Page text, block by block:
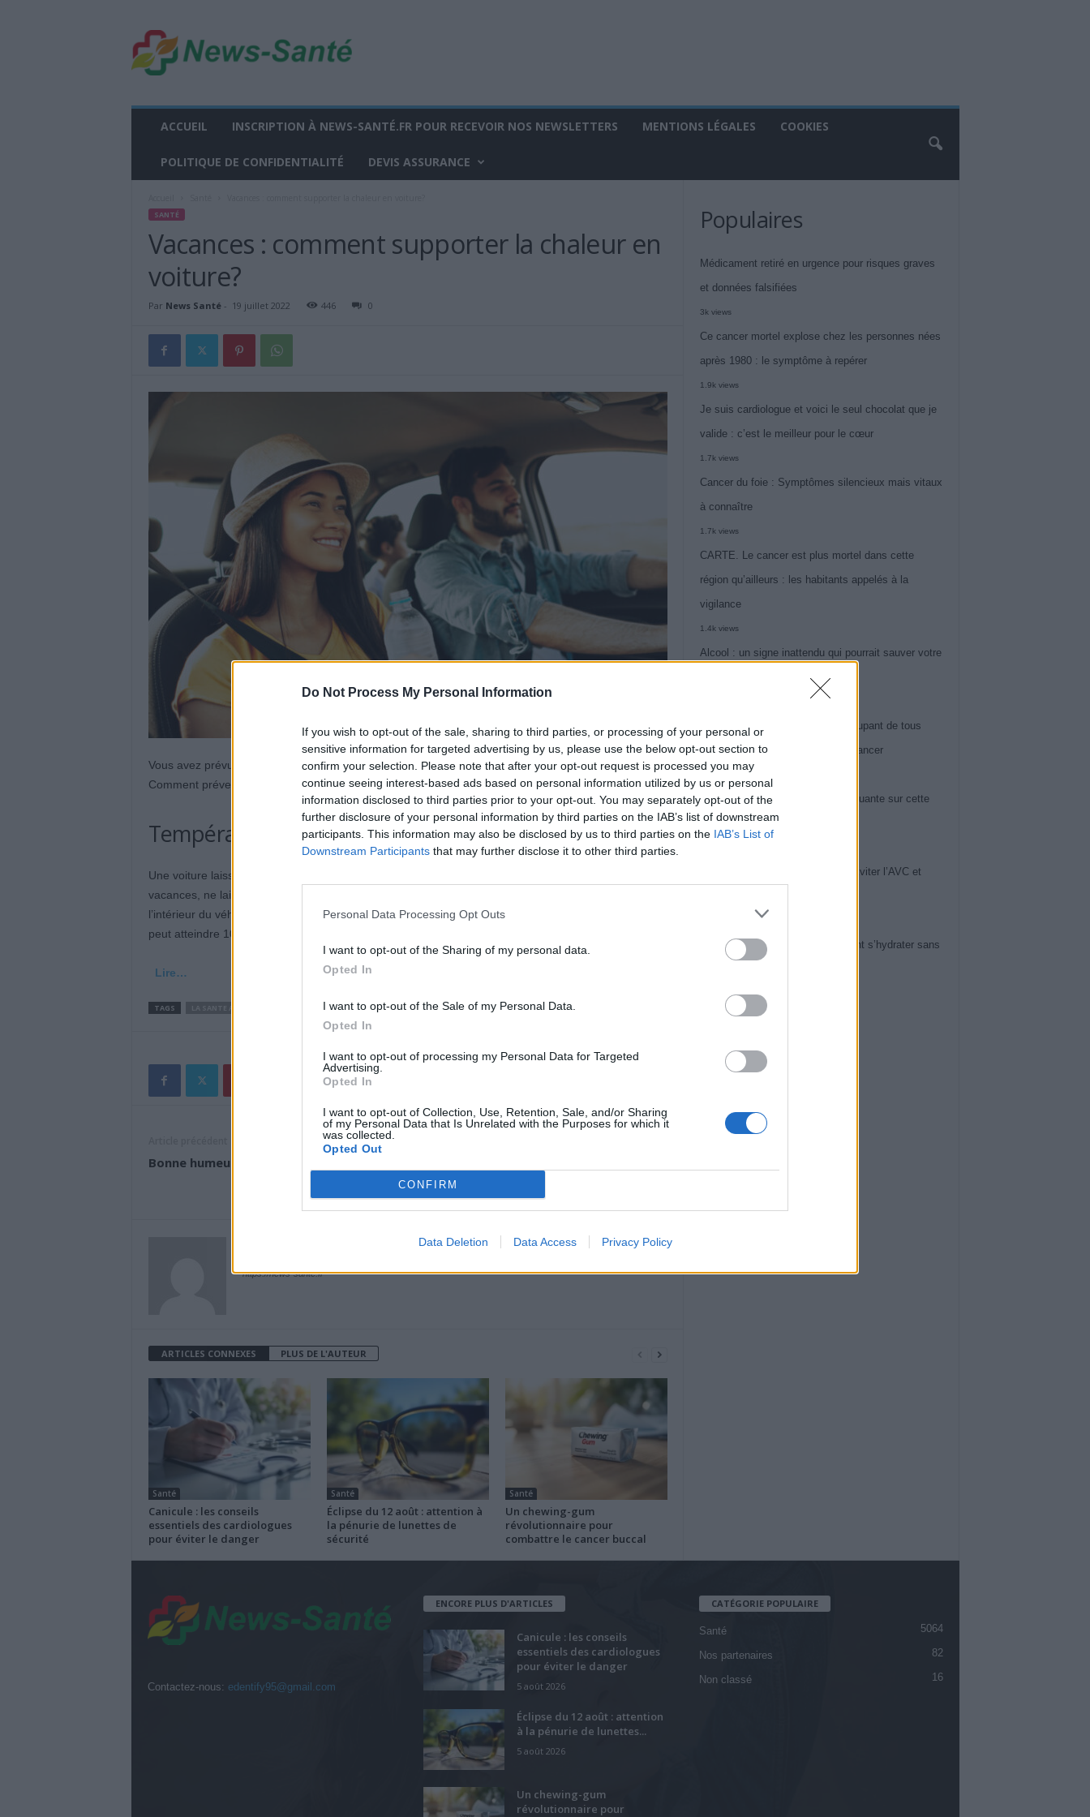
Do Not Process My Personal Information
If you wish to opt-out of the sale, sharing to third parties, or processing of your personal or
sensitive information for targeted advertising by us, please use the below opt-out section to
confirm your selection. Please note that after your opt-out request is processed you may
continue seeing interest-based ads based on personal information utilized by us or personal
information disclosed to third parties prior to your opt-out. You may separately opt-out of the
further disclosure of your personal information by third parties on the IAB’s list of downstream
participants. This information may also be disclosed by us to third parties on the IAB’s List of
Downstream Participants that may further disclose it to other third parties.
Personal Data Processing Opt Outs
I want to opt-out of the Sharing of my personal data.
Opted In
I want to opt-out of the Sale of my Personal Data.
Opted In
I want to opt-out of processing my Personal Data for Targeted
Advertising.
Opted In
I want to opt-out of Collection, Use, Retention, Sale, and/or Sharing
of my Personal Data that Is Unrelated with the Purposes for which it
was collected.
Opted Out
CONFIRM
Data Deletion Data Access Privacy Policy
w
s
ACCUEIL INSCRIPTION À NEWS-SANTÉ.FR POUR RECEVOIR NOS NEWSLETTERS MENTIONS LÉGALES COOKIES
POLITIQUE DE CONFIDENTIALITÉ DEVIS ASSURANCE
SANTÉ
Vacances : comment supporter la chaleur en
voiture?
Par News Santé- 19 juillet 2022 446 0
Vous avez prévu de partir en voiture? Comment supporter les fortes chaleurs de l’été sur la route ?
Comment prévenir le risque de déshydratation ?
Températures extrêmes au soleil
Une voiture laissée au soleil chauffe très vite. Pendant votre pause de midi sur le trajet des
vacances, ne laissez aucun passager ni animal à l’intérieur. Les température explosent. À 35 degrés,
l’intérieur du véhicule atteint
66 degrés en 40 minutes.À 41°C extérieur (en plein soleil) l’habitacle
peut atteindre 100°C ! Les
Lire…
TAGS
Bonne humeur : mangez des fruits !
https://news-sante.fr
ARTICLES CONNEXES PLUS DE L'AUTEUR
Santé
Canicule : les conseils
essentiels des cardiologues
pour éviter le danger
Santé
Éclipse du 12 août : attention à
la pénurie de lunettes de
sécurité
Santé
Un chewing-gum
révolutionnaire pour
combattre le cancer buccal
Populaires
Médicament retiré en urgence pour risques graves
et données falsifiées
3k views
Ce cancer mortel explose chez les personnes nées
après 1980 : le symptôme à repérer
1.9k views
Je suis cardiologue et voici le seul chocolat que je
valide : c’est le meilleur pour le cœur
1.7k views
Cancer du foie : Symptômes silencieux mais vitaux
à connaître
1.7k views
CARTE. Le cancer est plus mortel dans cette
région qu’ailleurs : les habitants appelés à la
vigilance
1.4k views
Alcool : un signe inattendu qui pourrait sauver votre
C’est le symptôme le plus préoccupant de tous
après 60 ans : il peut révéler un cancer
1.3k views
Arthrose du genou : la vérité choquante sur cette
maladie en pleine expansion
4 Astuces de Cardiologues pour Éviter l’AVC et
Hypertension et chaleur : comment s’hydrater sans
Contactez-nous: edentify95@gmail.com
ENCORE PLUS D'ARTICLES
Canicule : les conseils
essentiels des cardiologues
pour éviter le danger
5 août 2026
Éclipse du 12 août : attention
à la pénurie de lunettes...
5 août 2026
Un chewing-gum
révolutionnaire pour
CATÉGORIE POPULAIRE
Santé 5064
Nos partenaires 82
Non classé 16